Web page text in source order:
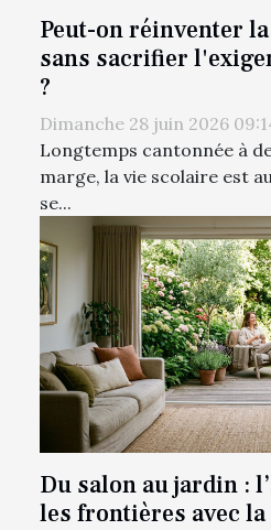
Peut-on réinventer
sans sacrifier
?
Dimanche 28 juin 2026
Longtemps cantonnée à
marge, la vie scolaire est
se...
Du salon au jardin :
les frontières avec la